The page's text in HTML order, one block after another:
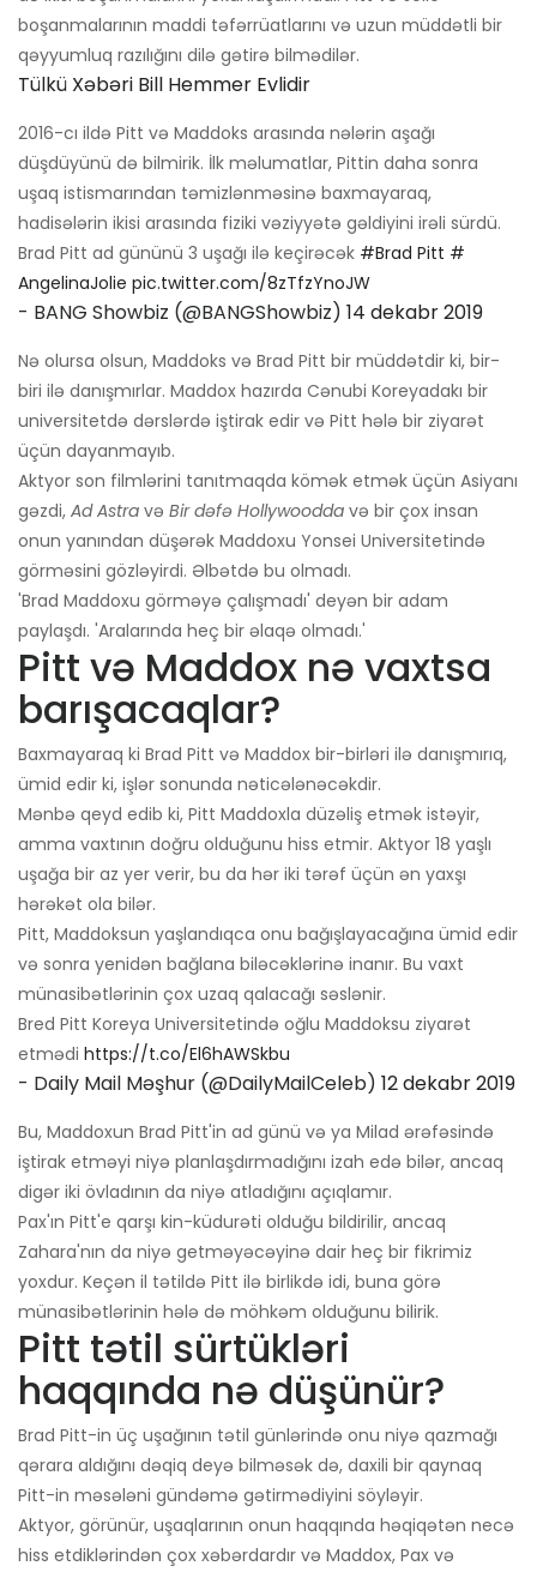
boşanmalarının maddi təfərrüatlarını və uzun müddətli bir
qəyyumluq razılığını dilə gətirə bilmədilər.
Tülkü Xəbəri Bill Hemmer Evlidir
2016-cı ildə Pitt və Maddoks arasında nələrin aşağı
düşdüyünü də bilmirik. İlk məlumatlar, Pittin daha sonra
uşaq istismarından təmizlənməsinə baxmayaraq,
hadisələrin ikisi arasında fiziki vəziyyətə gəldiyini irəli sürdü.
Brad Pitt ad gününü 3 uşağı ilə keçirəcək #Brad Pitt #
AngelinaJolie pic.twitter.com/8zTfzYnoJW
- BANG Showbiz (@BANGShowbiz) 14 dekabr 2019
Nə olursa olsun, Maddoks və Brad Pitt bir müddətdir ki, bir-
biri ilə danışmırlar. Maddox hazırda Cənubi Koreyadakı bir
universitetdə dərslərdə iştirak edir və Pitt hələ bir ziyarət
üçün dayanmayıb.
Aktyor son filmlərini tanıtmaqda kömək etmək üçün Asiyanı
gəzdi, Ad Astra və Bir dəfə Hollywoodda və bir çox insan
onun yanından düşərək Maddoxu Yonsei Universitetində
görməsini gözləyirdi. Əlbətdə bu olmadı.
'Brad Maddoxu görməyə çalışmadı' deyən bir adam
paylaşdı. 'Aralarında heç bir əlaqə olmadı.'
Pitt və Maddox nə vaxtsa
barışacaqlar?
Baxmayaraq ki Brad Pitt və Maddox bir-birləri ilə danışmırıq,
ümid edir ki, işlər sonunda nəticələnəcəkdir.
Mənbə qeyd edib ki, Pitt Maddoxla düzəliş etmək istəyir,
amma vaxtının doğru olduğunu hiss etmir. Aktyor 18 yaşlı
uşağa bir az yer verir, bu da hər iki tərəf üçün ən yaxşı
hərəkət ola bilər.
Pitt, Maddoksun yaşlandıqca onu bağışlayacağına ümid edir
və sonra yenidən bağlana biləcəklərinə inanır. Bu vaxt
münasibətlərinin çox uzaq qalacağı səslənir.
Bred Pitt Koreya Universitetində oğlu Maddoksu ziyarət
etmədi https://t.co/El6hAWSkbu
- Daily Mail Məşhur (@DailyMailCeleb) 12 dekabr 2019
Bu, Maddoxun Brad Pitt'in ad günü və ya Milad ərəfəsində
iştirak etməyi niyə planlaşdırmadığını izah edə bilər, ancaq
digər iki övladının da niyə atladığını açıqlamır.
Pax'ın Pitt'e qarşı kin-küdurəti olduğu bildirilir, ancaq
Zahara'nın da niyə getməyəcəyinə dair heç bir fikrimiz
yoxdur. Keçən il tətildə Pitt ilə birlikdə idi, buna görə
münasibətlərinin hələ də möhkəm olduğunu bilirik.
Pitt tətil sürtükləri
haqqında nə düşünür?
Brad Pitt-in üç uşağının tətil günlərində onu niyə qazmağı
qərara aldığını dəqiq deyə bilməsək də, daxili bir qaynaq
Pitt-in məsələni gündəmə gətirmədiyini söyləyir.
Aktyor, görünür, uşaqlarının onun haqqında həqiqətən necə
hiss etdiklərindən çox xəbərdardır və Maddox, Pax və